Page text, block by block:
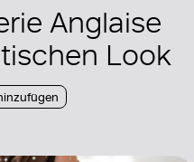
Anglaise
Look